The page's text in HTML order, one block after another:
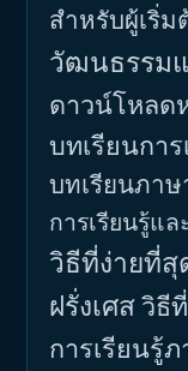
สำหรับผู้เริ่ม
วัฒนธรรม
ดาวน์โหลด
บทเรียนกา
บทเรียนภาษ
การเรียนรู้แ
วิธีที่ง่ายที่สุ
ฝรั่งเศสวิธี
การเรียนรู้